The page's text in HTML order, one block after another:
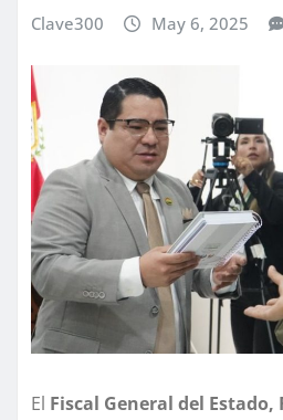
Clave300 May 6, 2025
El Fiscal General del Estado,